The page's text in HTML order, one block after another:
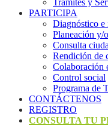
Trámites y
PARTICIPA
Diagnóstico e
Planeación y/
Consulta
Rendición de
Colaboración
Control social
Programa de
CONTÁCTENOS
REGISTRO
CONSULTA TU